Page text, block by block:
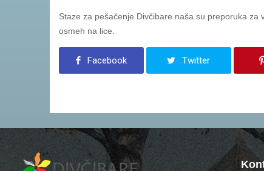
Staze za pešačenje Divčibare naša su preporuka
osmeh na lice.
Facebook Twitter